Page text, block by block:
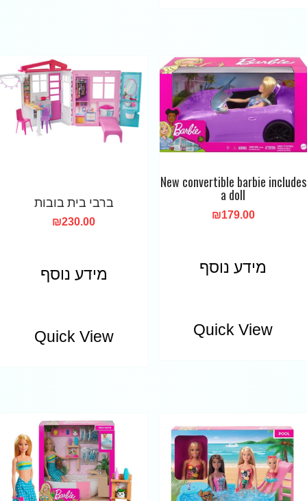
New convertible barbie includes
a doll
₪179.00
מידע נוסף
Quick View
ברבי בית בובות
₪230.00
מידע נוסף
Quick View